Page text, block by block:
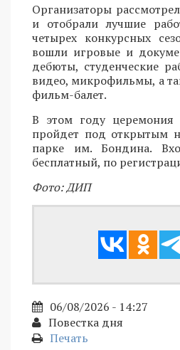
Организаторы
и отобрали лучшие
четырех конкурсных
вошли игровые и
дебюты, студенческие
видео, микрофильмы, а
фильм-балет.
В этом году церемония
пройдет под открытым
парке им. Бондина.
бесплатный, по
Фото: ДИП
06/08/2026 - 14:27
Повестка дня
Печать